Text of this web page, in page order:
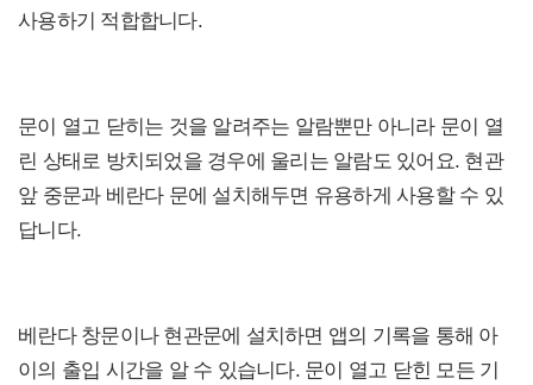
사용하기 적합합니다.
문이 열고 닫히는 것을 알려주는 알람뿐만 아니라 문이 열
린 상태로 방치되었을 경우에 울리는 알람도 있어요. 현관
앞 중문과 베란다 문에 설치해두면 유용하게 사용할 수 있
답니다.
베란다 창문이나 현관문에 설치하면 앱의 기록을 통해 아
이의 출입 시간을 알 수 있습니다. 문이 열고 닫힌 모든 기